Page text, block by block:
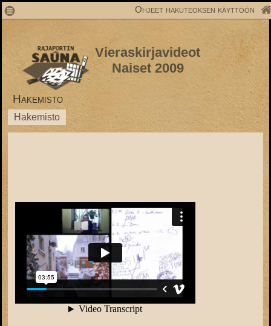
1 Ohjeet hakuteoksen käyttöön
Vieraskirjavideot
Naiset 2009
Hakemisto
Hakemisto